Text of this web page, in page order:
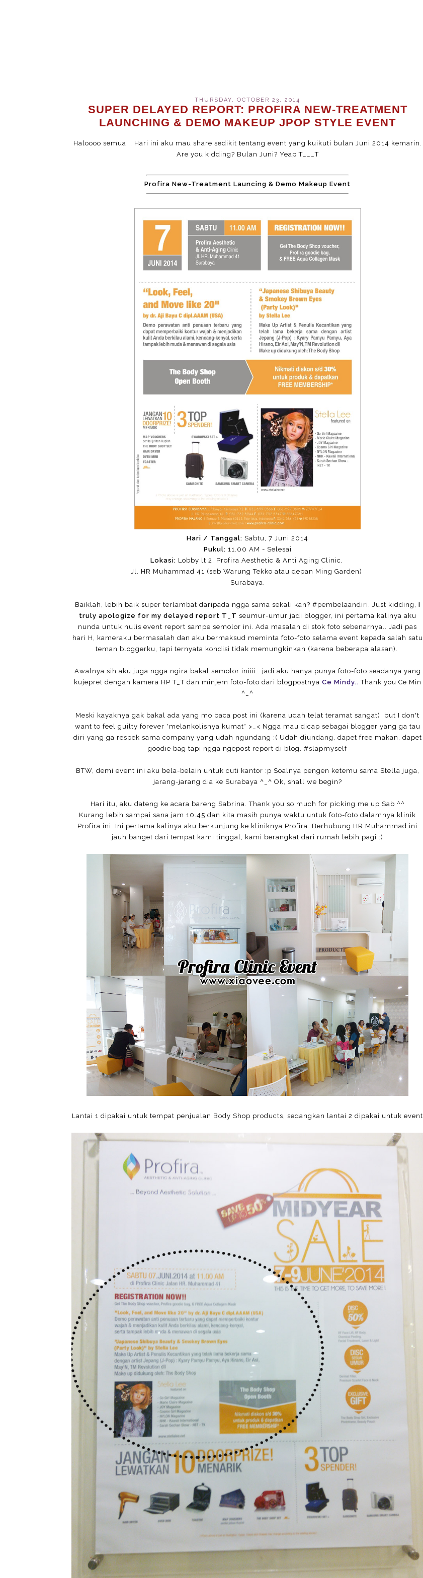
THURSDAY, OCTOBER 23, 2014
SUPER DELAYED REPORT: PROFIRA NEW-TREATMENT
LAUNCHING & DEMO MAKEUP JPOP STYLE EVENT
Haloooo semua... Hari ini aku mau share sedikit tentang event yang kuikuti bulan Juni 2014 kemarin.
Are you kidding? Bulan Juni? Yeap T___T
Profira New-Treatment Launcing & Demo Makeup Event
Hari / Tanggal: Sabtu, 7 Juni 2014
Pukul: 11.00 AM - Selesai
Lokasi: Lobby lt 2, Profira Aesthetic & Anti Aging Clinic,
Jl. HR Muhammad 41 (seb Warung Tekko atau depan Ming Garden)
Surabaya.
Baiklah, lebih baik super terlambat daripada ngga sama sekali kan? #pembelaandiri. Just kidding, I
truly apologize for my delayed report T_T seumur-umur jadi blogger, ini pertama kalinya aku
nunda untuk nulis event report sampe semolor ini. Ada masalah di stok foto sebenarnya.. Jadi pas
hari H, kameraku bermasalah dan aku bermaksud meminta foto-foto selama event kepada salah satu
teman bloggerku, tapi ternyata kondisi tidak memungkinkan (karena beberapa alasan).
Awalnya sih aku juga ngga ngira bakal semolor iniiii.. jadi aku hanya punya foto-foto seadanya yang
kujepret dengan kamera HP T_T dan minjem foto-foto dari blogpostnya Ce Mindy.. Thank you Ce Min
^_^
Meski kayaknya gak bakal ada yang mo baca post ini (karena udah telat teramat sangat), but I don't
want to feel guilty forever *melankolisnya kumat* >_< Ngga mau dicap sebagai blogger yang ga tau
diri yang ga respek sama company yang udah ngundang :( Udah diundang, dapet free makan, dapet
goodie bag tapi ngga ngepost report di blog. #slapmyself
BTW, demi event ini aku bela-belain untuk cuti kantor :p Soalnya pengen ketemu sama Stella juga,
jarang-jarang dia ke Surabaya ^_^ Ok, shall we begin?
Hari itu, aku dateng ke acara bareng Sabrina. Thank you so much for picking me up Sab ^^
Kurang lebih sampai sana jam 10.45 dan kita masih punya waktu untuk foto-foto dalamnya klinik
Profira ini. Ini pertama kalinya aku berkunjung ke kliniknya Profira. Berhubung HR Muhammad ini
jauh banget dari tempat kami tinggal, kami berangkat dari rumah lebih pagi :)
Lantai 1 dipakai untuk tempat penjualan Body Shop products, sedangkan lantai 2 dipakai untuk event